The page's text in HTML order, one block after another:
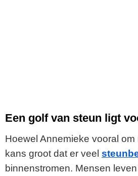
Een golf van steun ligt
Hoewel Annemieke vooral om
kans groot dat er veel
binnenstromen. Mensen